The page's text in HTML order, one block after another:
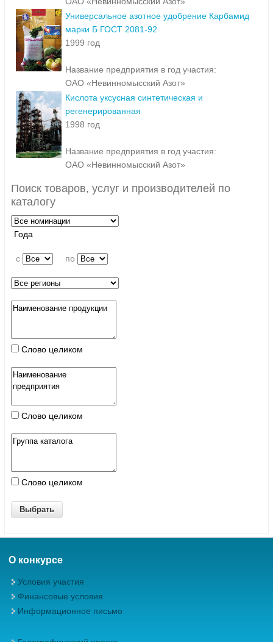
Универсальное азотное удобрение Карбамид
марки Б ГОСТ 2081-92
1999 год
Название предприятия в год участия:
ОАО «Невинномысский Азот»
Кислота уксусная синтетическая и
регенерированная
1998 год
Название предприятия в год участия:
ОАО «Невинномысский Азот»
Поиск товаров, услуг и производителей по
каталогу
Года
c по
Слово целиком
Слово целиком
Слово целиком
О конкурсе
Условия участия
Финансовые условия
Информационное письмо